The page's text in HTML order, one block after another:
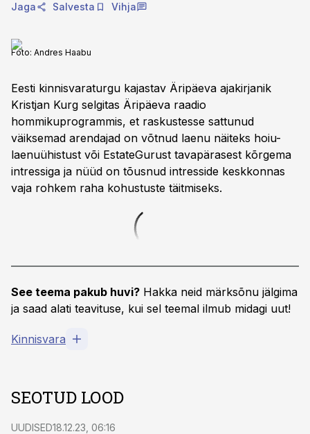
Jaga Salvesta Vihja
Foto: Andres Haabu
Eesti kinnisvaraturgu kajastav Äripäeva ajakirjanik
Kristjan Kurg selgitas Äripäeva raadio
hommikuprogrammis, et raskustesse sattunud
väiksemad arendajad on võtnud laenu näiteks hoiu-
laenuühistust või EstateGurust tavapärasest kõrgema
intressiga ja nüüd on tõusnud intresside keskkonnas
vaja rohkem raha kohustuste täitmiseks.
See teema pakub huvi? Hakka neid märksõnu jälgima
ja saad alati teavituse, kui sel teemal ilmub midagi uut!
Kinnisvara
SEOTUD LOOD
UUDISED18.12.23, 06:16